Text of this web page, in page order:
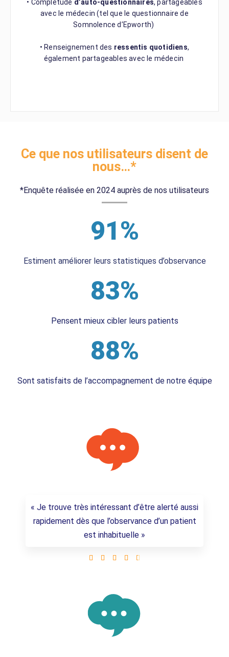
• Complétude d’auto-questionnaires, partageables
avec le médecin (tel que le questionnaire de
Somnolence d’Epworth)
• Renseignement des ressentis quotidiens,
également partageables avec le médecin
Ce que nos utilisateurs disent de
nous…*
*Enquête réalisée en 2024 auprès de nos utilisateurs
91%
Estiment améliorer leurs statistiques d’observance
83%
Pensent mieux cibler leurs patients
88%
Sont satisfaits de l’accompagnement de notre équipe
« Je trouve très intéressant d’être alerté aussi
rapidement dès que l’observance d’un patient
est inhabituelle »
    